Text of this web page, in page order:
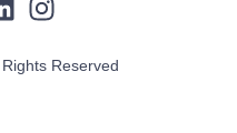
Reserved